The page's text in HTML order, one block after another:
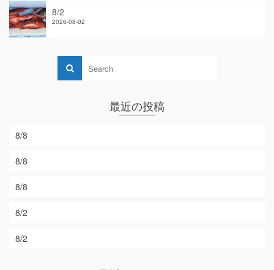
8/2
2026-08-02
最近の投稿
8/8
8/8
8/8
8/2
8/2